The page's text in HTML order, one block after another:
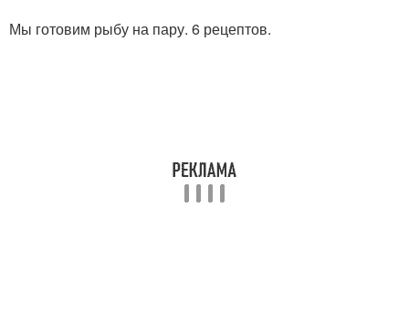
Мы готовим рыбу на пару. 6 рецептов.